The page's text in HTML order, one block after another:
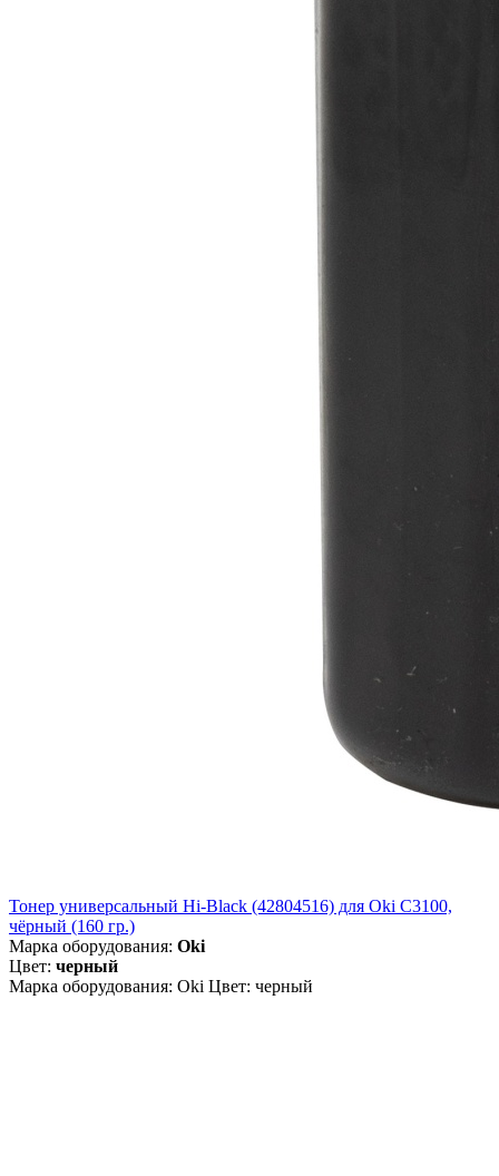
Тонер универсальный Hi-Black (42804516) для Oki С3100,
чёрный (160 гр.)
Марка оборудования: Oki
Цвет: черный
Марка оборудования: Oki Цвет: черный